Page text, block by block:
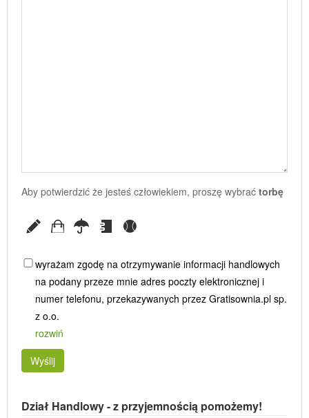
Aby potwierdzić że jesteś człowiekiem, proszę wybrać torbę
wyrażam zgodę na otrzymywanie informacji handlowych
na podany przeze mnie adres poczty elektronicznej i
numer telefonu, przekazywanych przez Gratisownia.pl sp.
z o.o.
rozwiń
Wyślij
Dział Handlowy - z przyjemnością pomożemy!